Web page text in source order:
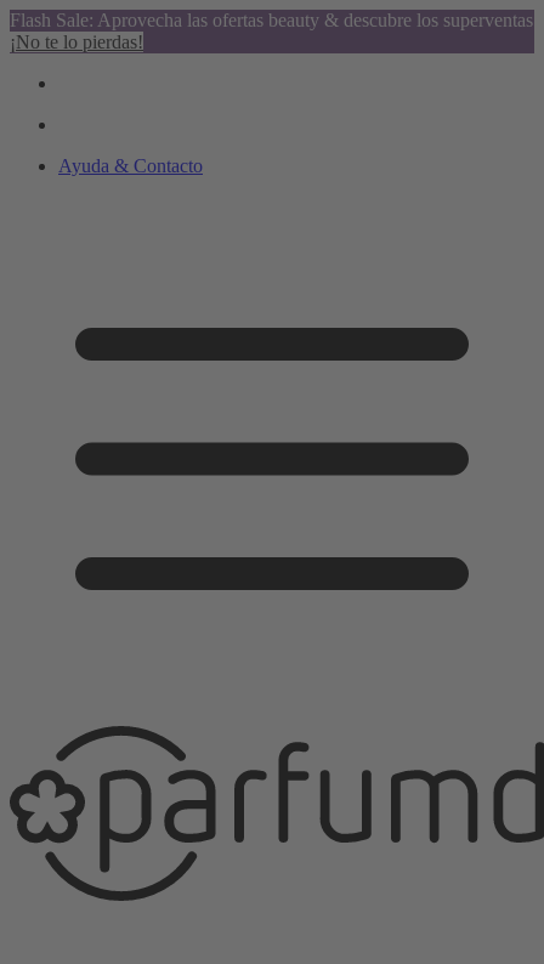
Flash Sale: Aprovecha las ofertas beauty & descubre los superventas
¡No te lo pierdas!
Ayuda & Contacto